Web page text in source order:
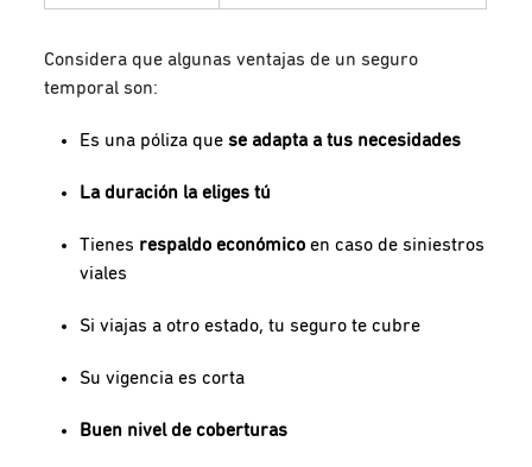
Considera que algunas ventajas de un seguro
temporal son:
Es una póliza quese adapta a tus necesidades
La duración la eliges tú
Tienes respaldo económico en caso de siniestros
viales
Si viajas a otro estado, tu seguro te cubre
Su vigencia es corta
Buen nivel de coberturas